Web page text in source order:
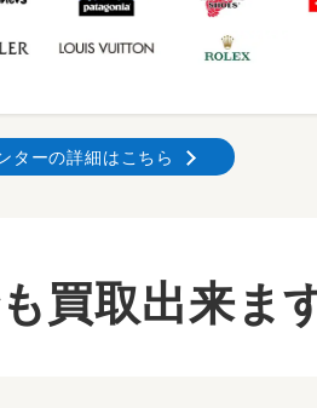
ターの詳細はこちら
買取出来ま